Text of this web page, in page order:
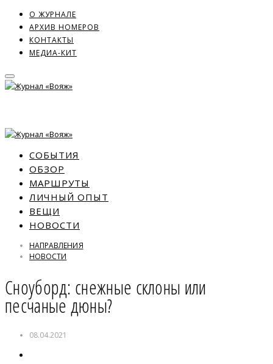
О ЖУРНАЛЕ
АРХИВ НОМЕРОВ
КОНТАКТЫ
МЕДИА-КИТ
СОБЫТИЯ
ОБЗОР
МАРШРУТЫ
ЛИЧНЫЙ ОПЫТ
ВЕЩИ
НОВОСТИ
НАПРАВЛЕНИЯ
НОВОСТИ
Сноуборд: снежные склоны или
песчаные дюны?
08.04.2021